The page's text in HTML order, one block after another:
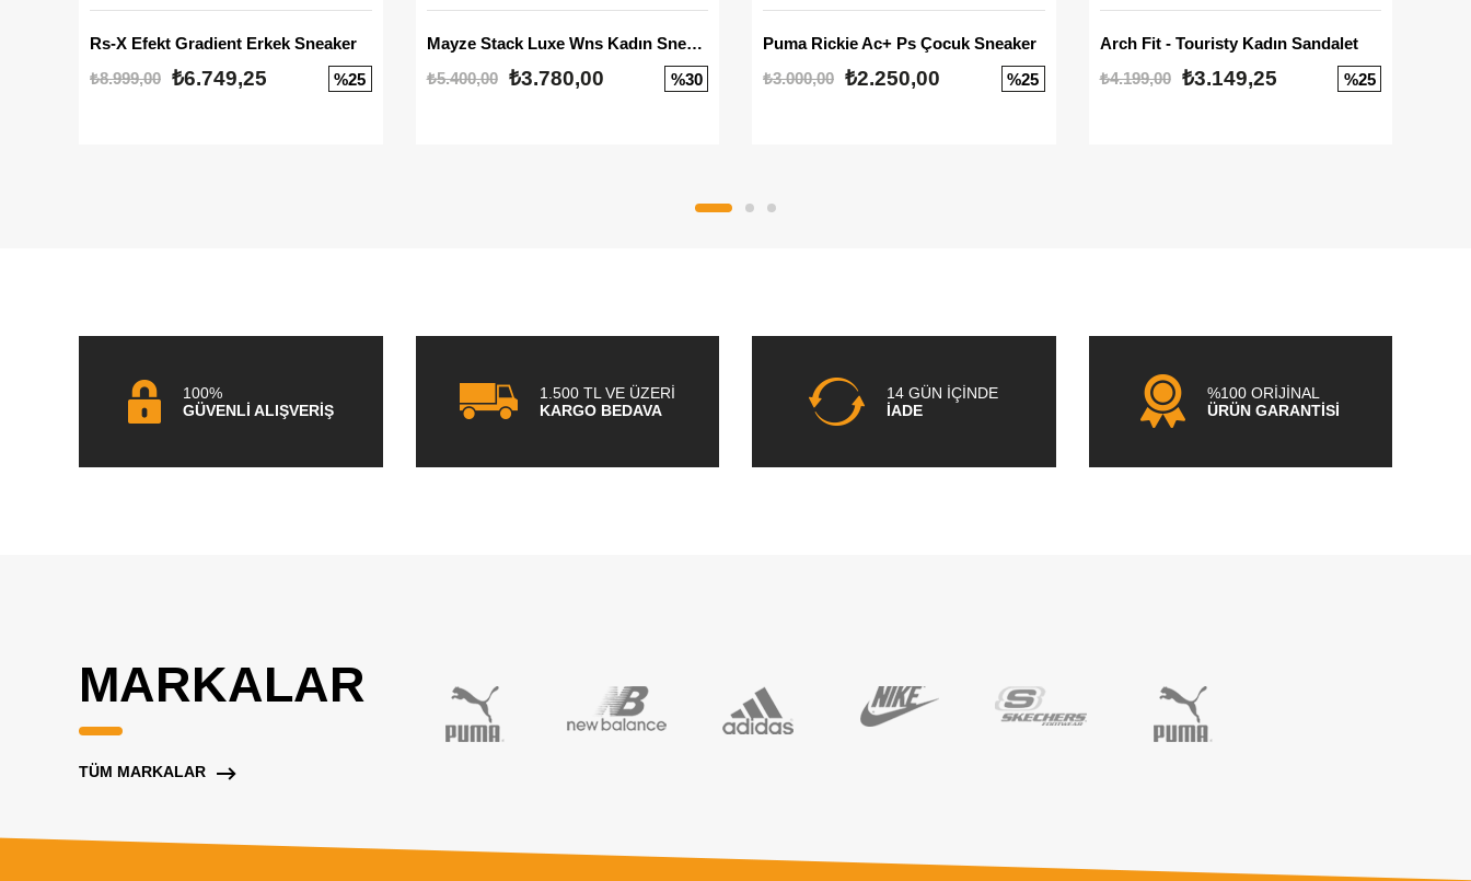
Rs-X Efekt Gradient Erkek Sneaker
₺8.999,00 ₺6.749,25 %25
Mayze Stack Luxe Wns Kadın Sneaker
₺5.400,00
₺3.780,00 %30
Puma Rickie Ac+ Ps Çocuk Sneaker
₺3.000,00 ₺2.250,00 %25
Arch Fit - Touristy Kadın Sandalet
₺4.199,00
₺3.149,25 %25
100%
GÜVENLİ ALIŞVERİŞ
1.500 TL VE ÜZERİ
KARGO BEDAVA
14 GÜN İÇİNDE
İADE
%100 ORİJİNAL
ÜRÜN GARANTİSİ
MARKALAR
TÜM MARKALAR